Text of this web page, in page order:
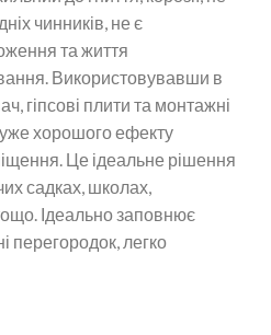
чинників, не є
та життя
Використовувавши в
гіпсові плити та монтажні
хорошого ефекту
Це ідеальне рішення
садках, школах,
Ідеально заповнює
перегородок, легко